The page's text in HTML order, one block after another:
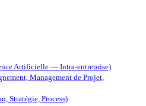
Artificielle — Intra-entreprise)
Management de Projet,
Stratégie, Process)